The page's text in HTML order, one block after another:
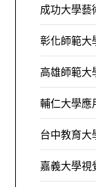
成功大學藝
彰化師範大
高雄師範大
輔仁大學應
台中教育大
嘉義大學視